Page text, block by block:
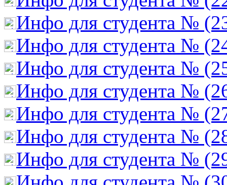
Инфо для студента №
Инфо для студента №
Инфо для студента №
Инфо для студента №
Инфо для студента №
Инфо для студента №
Инфо для студента №